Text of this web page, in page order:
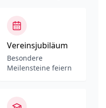
Vereinsjubiläum
Besondere
Meilensteine feiern